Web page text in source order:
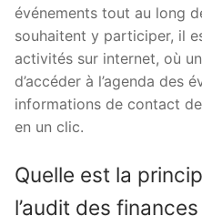
événements tout au long
souhaitent y participer, il
activités sur internet, où
d’accéder à l’agenda des
informations de contact
en un clic.
Quelle est la
l’audit des